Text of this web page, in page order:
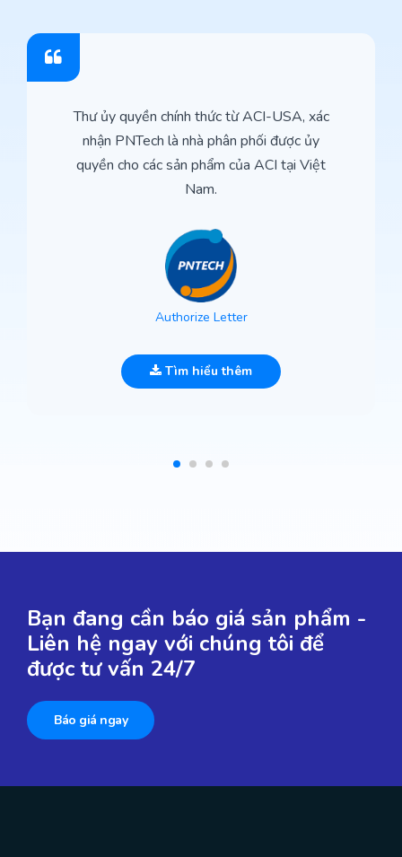
Thư ủy quyền chính thức từ ACI-USA, xác
nhận PNTech là nhà phân phối được ủy
quyền cho các sản phẩm của ACI tại Việt
Nam.
Authorize Letter
Tìm hiểu thêm
Bạn đang cần báo giá sản phẩm -
Liên hệ ngay với chúng tôi để
được tư vấn 24/7
Báo giá ngay